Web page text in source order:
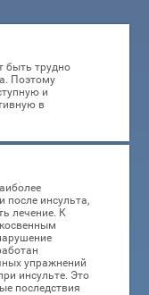
быть трудно
Поэтому
и
в
после инсульта,
лечение. К
упражнений
инсульте. Это
последствия